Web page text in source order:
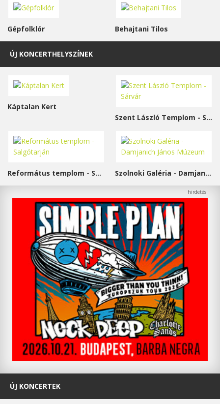
Gépfolklór Behajtani Tilos
ÚJ KONCERTHELYSZÍNEK
Káptalan Kert
Szent László Templom - Sárvár
Református templom - Salgótarján Szolnoki Galéria - Damjanich János Múzeum
ÚJ KONCERTEK